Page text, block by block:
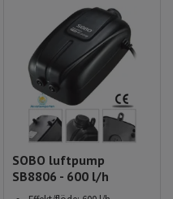
SOBO luftpump
SB8806 - 600 l/h